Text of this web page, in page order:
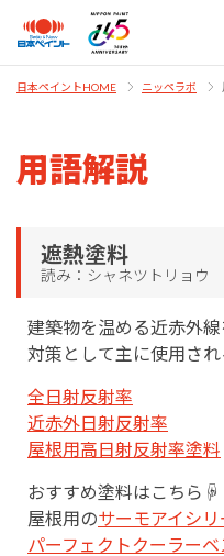
日本ペイントHOME ニッペラボ
用語解説
遮熱塗料
読み：シャネツトリョウ
建築物を温める近赤外
対策として主に使用され
全日射反射率
近赤外日射反射率
屋根用高日射反射率塗料
おすすめ塗料はこちら
屋根用のサーモアイシリ
パーフェクトクーラーベ